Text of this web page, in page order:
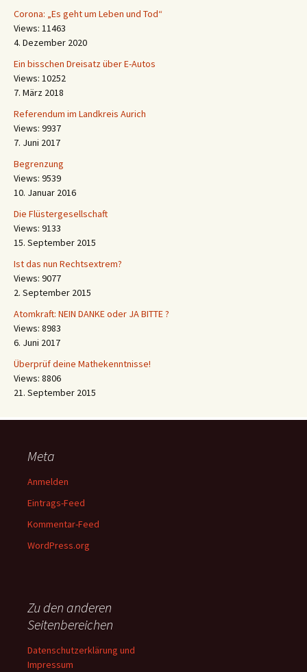
Corona: „Es geht um Leben und Tod“
Views: 11463
4. Dezember 2020
Ein bisschen Dreisatz über E-Autos
Views: 10252
7. März 2018
Referendum im Landkreis Aurich
Views: 9937
7. Juni 2017
Begrenzung
Views: 9539
10. Januar 2016
Die Flüstergesellschaft
Views: 9133
15. September 2015
Ist das nun Rechtsextrem?
Views: 9077
2. September 2015
Atomkraft: NEIN DANKE oder JA BITTE ?
Views: 8983
6. Juni 2017
Überprüf deine Mathekenntnisse!
Views: 8806
21. September 2015
Meta
Anmelden
Eintrags-Feed
Kommentar-Feed
WordPress.org
Zu den anderen
Seitenbereichen
Datenschutzerklärung und
Impressum